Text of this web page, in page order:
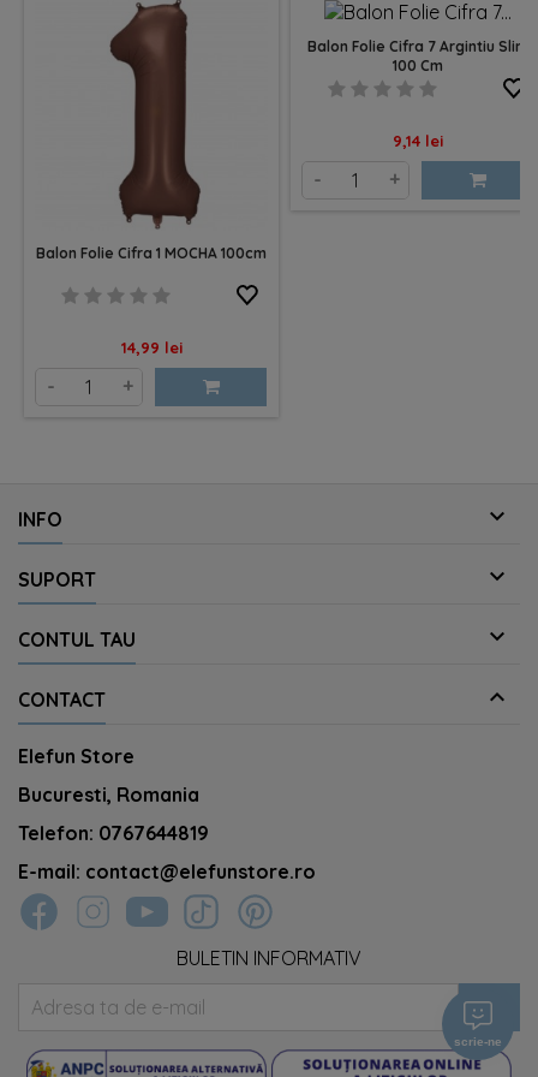
Balon Folie Cifra 1 MOCHA 100cm
Pret
14,99 lei
- +
Balon Folie Cifra 7 Argintiu Slim
100 Cm
Pret
9,14 lei
- +
INFO 
SUPORT 
CONTUL TAU 
CONTACT 
Elefun Store
Bucuresti, Romania
Telefon: 0767644819
E-mail: contact@elefunstore.ro
scrie-ne
BULETIN INFORMATIV